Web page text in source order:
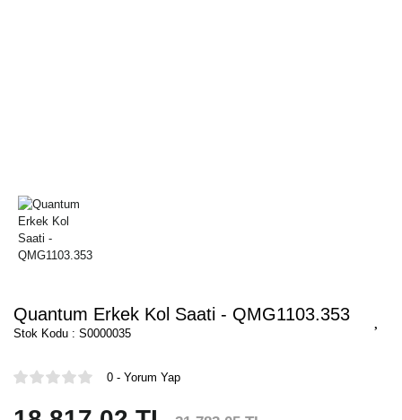
Quantum Erkek Kol Saati - QMG1103.353
Stok Kodu : S0000035
0 - Yorum Yap